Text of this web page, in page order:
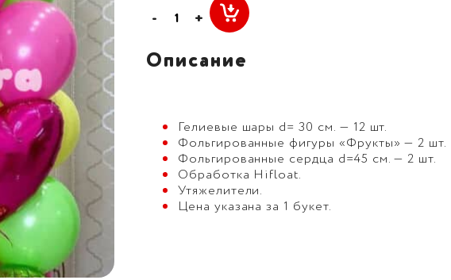
- +
Описание
Гелиевые шары d= 30 см. — 12 шт.
Фольгированные фигуры «Фрукты» — 2 шт.
Фольгированные сердца d=45 см. — 2 шт.
Обработка Hifloat.
Утяжелители.
Цена указана за 1 букет.